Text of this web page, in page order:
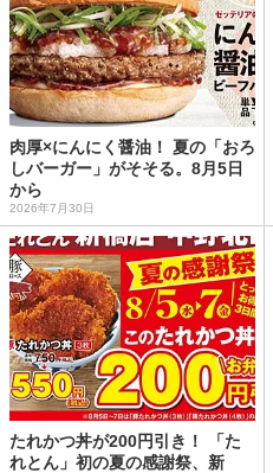
肉厚×にんにく醤油！ 夏の「おろ
しバーガー」がそそる。8月5日
から
2026年7月30日
たれかつ丼が200円引き！ 「た
れとん」初の夏の感謝祭、新